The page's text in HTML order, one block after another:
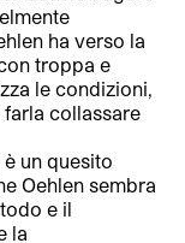
ha verso la
troppa e
le condizioni,
collassare
un quesito
Oehlen sembra
e il
la